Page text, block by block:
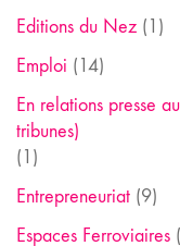
Editions du Nez (1)
Emploi (14)
En relations presse
tribunes)
(1)
Entrepreneuriat (9)
Espaces Ferroviaires